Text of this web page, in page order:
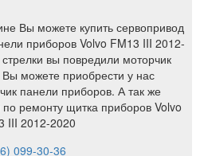
Вы можете купить сервопривод
приборов Volvo FM13 III 2012-
вы повредили моторчик
можете приобрести у нас
панели приборов. А так же
по ремонту щитка приборов Volvo
III 2012-2020
099-30-36